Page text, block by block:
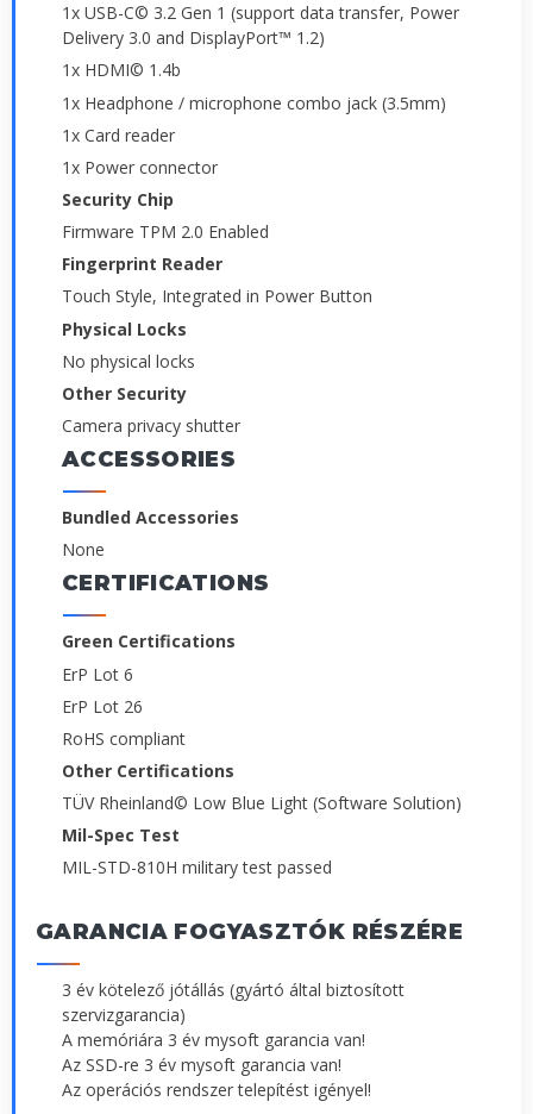
1x USB-C© 3.2 Gen 1 (support data transfer, Power
Delivery 3.0 and DisplayPort™ 1.2)
1x HDMI© 1.4b
1x Headphone / microphone combo jack (3.5mm)
1x Card reader
1x Power connector
Security Chip
Firmware TPM 2.0 Enabled
Fingerprint Reader
Touch Style, Integrated in Power Button
Physical Locks
No physical locks
Other Security
Camera privacy shutter
ACCESSORIES
Bundled Accessories
None
CERTIFICATIONS
Green Certifications
ErP Lot 6
ErP Lot 26
RoHS compliant
Other Certifications
TÜV Rheinland© Low Blue Light (Software Solution)
Mil-Spec Test
MIL-STD-810H military test passed
GARANCIA FOGYASZTÓK RÉSZÉRE
3 év kötelező jótállás (gyártó által biztosított
szervizgarancia)
A memóriára 3 év mysoft garancia van!
Az SSD-re 3 év mysoft garancia van!
Az operációs rendszer telepítést igényel!